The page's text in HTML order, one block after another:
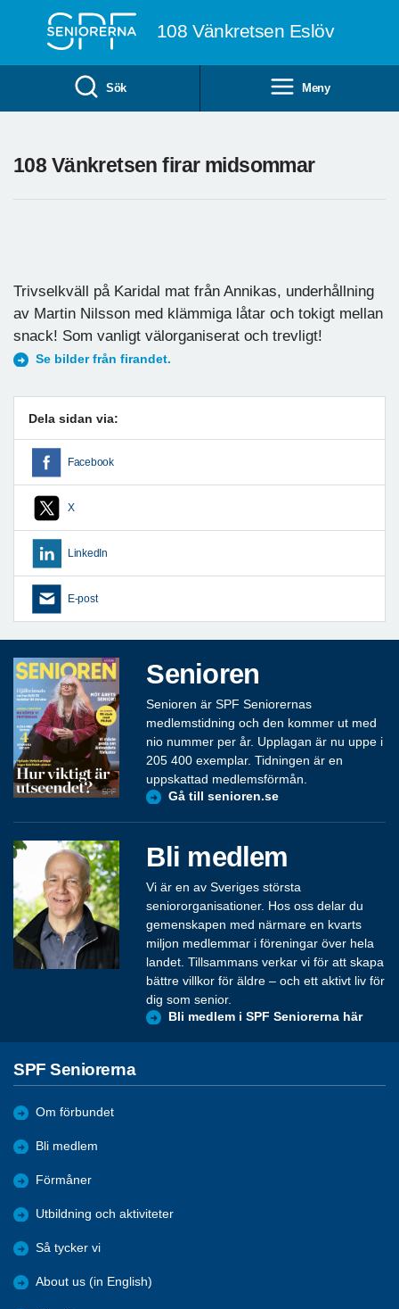
108 Vänkretsen Eslöv
Sök Meny
108 Vänkretsen firar midsommar
Trivselkväll på Karidal mat från Annikas, underhållning
av Martin Nilsson med klämmiga låtar och tokigt mellan
snack! Som vanligt välorganiserat och trevligt!
Se bilder från firandet.
Dela sidan via:
Facebook
X
LinkedIn
E-post
Senioren
Senioren är SPF Seniorernas
medlemstidning och den kommer ut med
nio nummer per år. Upplagan är nu uppe i
205 400 exemplar. Tidningen är en
uppskattad medlemsförmån.
Gå till senioren.se
Bli medlem
Vi är en av Sveriges största
seniororganisationer. Hos oss delar du
gemenskapen med närmare en kvarts
miljon medlemmar i föreningar över hela
landet. Tillsammans verkar vi för att skapa
bättre villkor för äldre – och ett aktivt liv för
dig som senior.
Bli medlem i SPF Seniorerna här
SPF Seniorerna
Om förbundet
Bli medlem
Förmåner
Utbildning och aktiviteter
Så tycker vi
About us (in English)